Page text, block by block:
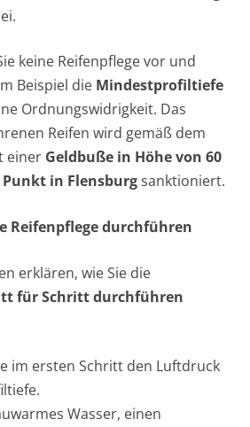
keine Reifenpflege vor und
Beispiel die Mindestprofiltiefe
Ordnungswidrigkeit. Das
Reifen wird gemäß dem
einer Geldbuße in Höhe von 60
in Flensburgsanktioniert.
Reifenpflege durchführen
erklären, wie Sie die
für Schritt durchführen
im ersten Schritt den Luftdruck
Wasser, einen